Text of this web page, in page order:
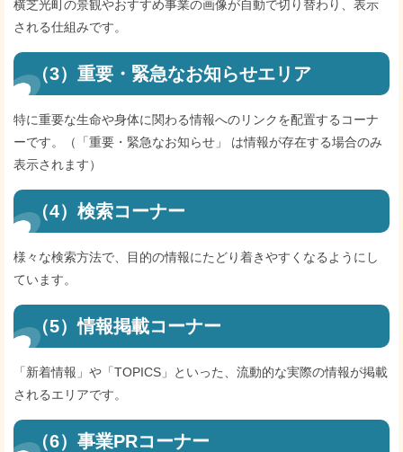
横芝光町の景観やおすすめ事業の画像が自動で切り替わり、表示
される仕組みです。
（3）重要・緊急なお知らせエリア
特に重要な生命や身体に関わる情報へのリンクを配置するコーナ
ーです。（「重要・緊急なお知らせ」 は情報が存在する場合のみ
表示されます）
（4）検索コーナー
様々な検索方法で、目的の情報にたどり着きやすくなるようにし
ています。
（5）情報掲載コーナー
「新着情報」や「TOPICS」といった、流動的な実際の情報が掲載
されるエリアです。
（6）事業PRコーナー